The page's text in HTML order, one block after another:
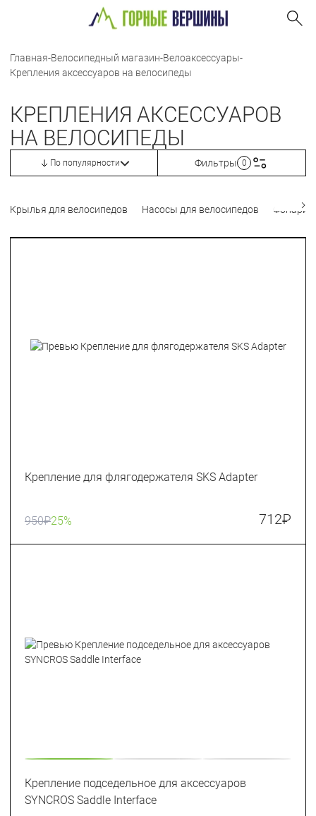
Главная-Велосипедный магазин-Велоаксессуары-
Крепления аксессуаров на велосипеды
КРЕПЛЕНИЯ АКСЕССУАРОВ
НА ВЕЛОСИПЕДЫ
По популярности Фильтры 0
Крылья для велосипедов Насосы для велосипедов Фонари
Крепление для флягодержателя SKS Adapter
950₽25% 712₽
Крепление подседельное для аксессуаров
SYNCROS Saddle Interface